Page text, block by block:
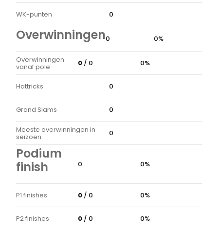
WK-punten 0
Overwinningen0 0%
Overwinningen
vanaf pole 0 / 0 0%
Hattricks 0
Grand Slams 0
Meeste overwinningen in
seizoen 0
Podium
finish
0 0%
P1 finishes 0 / 0 0%
P2 finishes 0 / 0 0%